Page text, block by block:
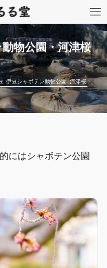
物公園・河津桜
伊豆シャボテン動物公園 河津桜
にはシャボテン公園